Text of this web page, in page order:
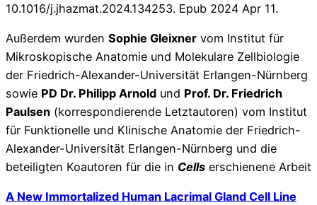
10.1016/j.jhazmat.2024.134253. Epub 2024 Apr 11.
Außerdem wurden Sophie Gleixner vom Institut für
Mikroskopische Anatomie und Molekulare Zellbiologie
der Friedrich-Alexander-Universität Erlangen-Nürnberg
sowie PD Dr. Philipp Arnold und Prof. Dr. Friedrich
Paulsen (korrespondierende Letztautoren) vom Institut
für Funktionelle und Klinische Anatomie der Friedrich-
Alexander-Universität Erlangen-Nürnberg und die
beteiligten Koautoren für die in Cells erschienene Arbeit
A New Immortalized Human Lacrimal Gland Cell Line